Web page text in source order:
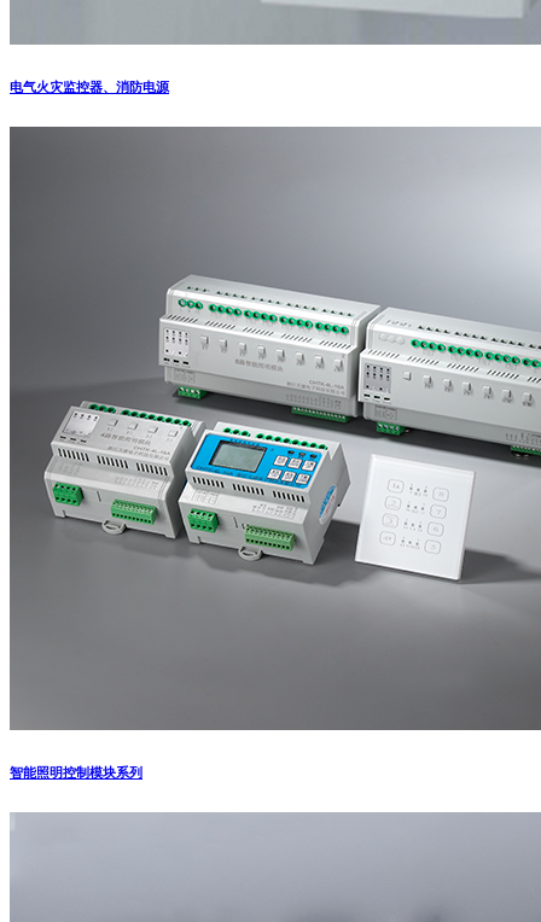
电气火灾监控器、消防电源
智能照明控制模块系列